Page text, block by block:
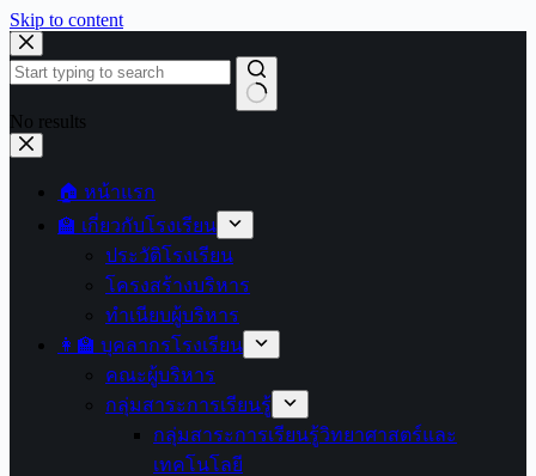
Skip to content
No results
🏠 หน้าแรก
🏫 เกี่ยวกับโรงเรียน
ประวัติโรงเรียน
โครงสร้างบริหาร
ทำเนียบผู้บริหาร
👩‍🏫 บุคลากรโรงเรียน
คณะผู้บริหาร
กลุ่มสาระการเรียนรู้
กลุ่มสาระการเรียนรู้วิทยาศาสตร์และ
เทคโนโลยี